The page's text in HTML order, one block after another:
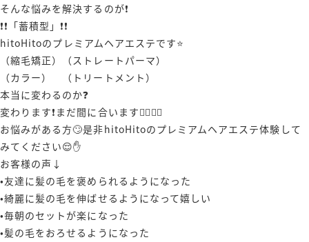
そんな悩みを解決するのが❗️
❗️❗️「蓄積型」❗️❗️
hitoHitoのプレミアムヘアエステです⭐️
（縮毛矯正）（ストレートパーマ）
（カラー） （トリートメント）
本当に変わるのか❓
変わります❗️まだ間に合います🙋‍♂️🙋‍♀️
お悩みがある方🙄是非hitoHitoのプレミアムヘアエステ体験して
みてください😌✋️
お客様の声↓
•友達に髪の毛を褒められるようになった
•綺麗に髪の毛を伸ばせるようになって嬉しい
•毎朝のセットが楽になった
•髪の毛をおろせるようになった